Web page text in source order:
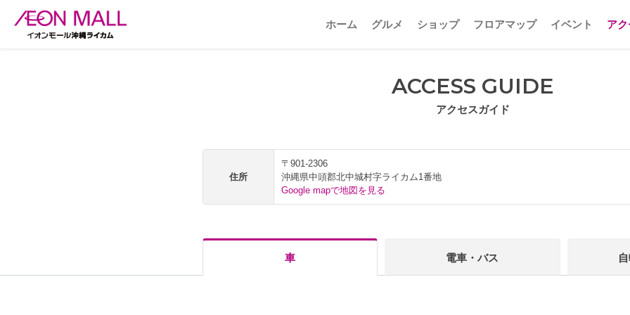
ホーム グルメ ショップ フロアマップ イベント ア
ACCESS GUIDE
アクセスガイド
住所
〒901-2306
沖縄県中頭郡北中城村字ライカム1番地
Google mapで地図を見る
車 電車・バス